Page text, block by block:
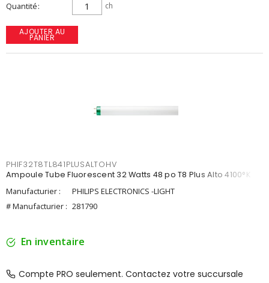
Quantité ch
AJOUTER AU
PANIER
PHIF32T8TL841PLUSALTOHV
Ampoule Tube Fluorescent 32 Watts 48 po T8 Plus Alto 4100°K
Manufacturier :
PHILIPS ELECTRONICS -LIGHT
# Manufacturier : 281790
En inventaire
Compte PRO seulement. Contactez votre succursale